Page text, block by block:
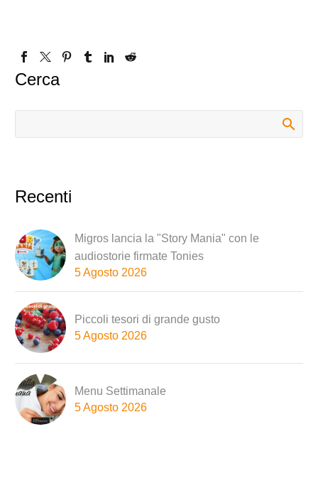
Cerca
Recenti
Migros lancia la "Story Mania" con le
audiostorie firmate Tonies
5 Agosto 2026
Piccoli tesori di grande gusto
5 Agosto 2026
Menu Settimanale
5 Agosto 2026